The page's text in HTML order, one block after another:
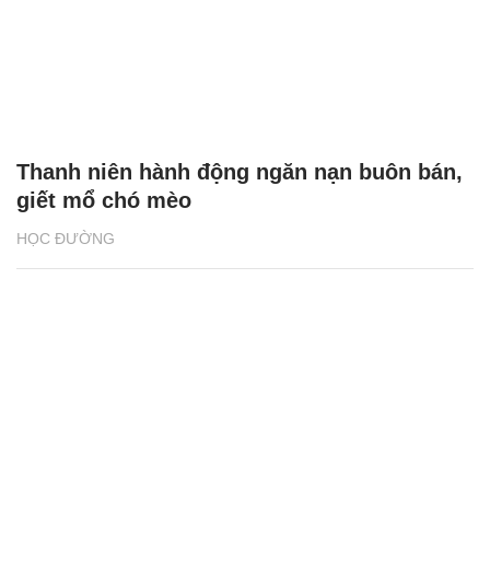
HỌC ĐƯỜNG
Thanh niên hành động ngăn nạn buôn bán,
giết mổ chó mèo